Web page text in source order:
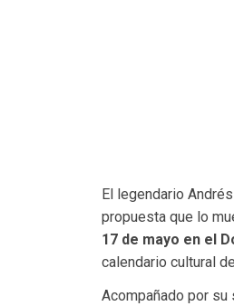
El legendario
propuesta que lo
17 de mayo en el
calendario cultural
Acompañado por